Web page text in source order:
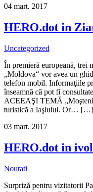
04 mart. 2017
HERO.dot in
Uncategorized
În premieră europeană, trei
„Moldova“ vor avea un
telefon mobil. Informaţiile
înseamnă că pot fi
ACEEAŞI TEMĂ
turistică a Iaşiului. Or… […]
03 mart. 2017
HERO.dot in
Noutati
Surpriză pentru vizitatorii